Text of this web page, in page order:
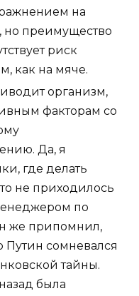
на
преимущество
риск
как на мяче.
организм,
факторам со
Да, я
где делать
не приходилось
по
же припомнил,
Путин сомневался
тайны.
была